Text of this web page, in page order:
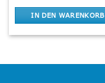
IN DEN WARENKORB